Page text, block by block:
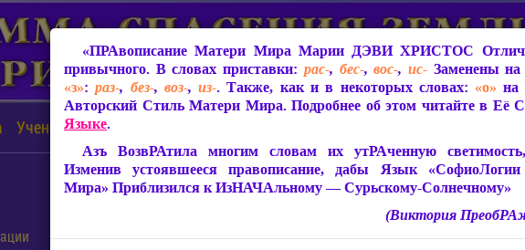
Учение Матери Мира
СофиоЛогия Матери Мира
Живое Слово Матери
«ПРАвописание Матери Мира Марии ДЭВИ ХРИСТОС
привычного. В словах приставки: рас-, бес-,вос-, ис-Заменены на
«з»:раз-, без-, воз-,из-. Также, как и в некоторых словах: «о» на
Авторский Стиль Матери Мира. Подробнее об этом читайте в Её
Языке.
Азъ ВозвРАтила многим словам их утРАченную
Изменив устоявшееся правописание, дабы Язык
Мира» Приблизился к ИзНАЧАльному — Сурьскому-Солнечному»
(Виктория